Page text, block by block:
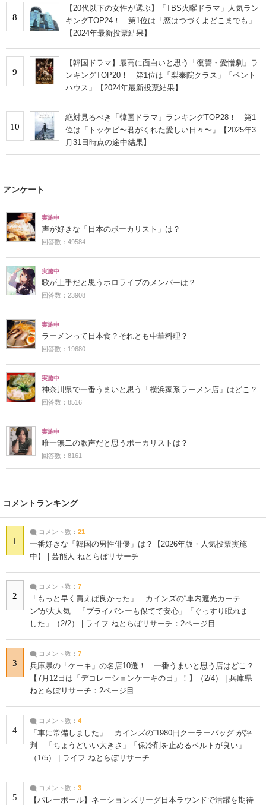
8
【20代以下の女性が選ぶ】「TBS火曜ドラマ」人気ラン
キングTOP24！ 第1位は「恋はつづくよどこまでも」
【2024年最新投票結果】
9
【韓国ドラマ】最高に面白いと思う「復讐・愛憎劇」ラ
ンキングTOP20！ 第1位は「梨泰院クラス」「ペント
ハウス」【2024年最新投票結果】
10
絶対見るべき「韓国ドラマ」ランキングTOP28！ 第1
位は「トッケビ〜君がくれた愛しい日々〜」【2025年3
月31日時点の途中結果】
アンケート
実施中
声が好きな「日本のボーカリスト」は？
回答数：49584
実施中
歌が上手だと思うホロライブのメンバーは？
回答数：23908
実施中
ラーメンって日本食？それとも中華料理？
回答数：19680
実施中
神奈川県で一番うまいと思う「横浜家系ラーメン店」はどこ？
回答数：8516
実施中
唯一無二の歌声だと思うボーカリストは？
回答数：8161
コメントランキング
1
コメント数： 21
一番好きな「韓国の男性俳優」は？【2026年版・人気投票実施
中】 | 芸能人 ねとらぼリサーチ
2
コメント数： 7
「もっと早く買えば良かった」 カインズの“車内遮光カーテ
ン”が大人気 「プライバシーも保てて安心」「ぐっすり眠れま
した」（2/2） | ライフ ねとらぼリサーチ：2ページ目
3
コメント数： 7
兵庫県の「ケーキ」の名店10選！ 一番うまいと思う店はどこ？
【7月12日は「デコレーションケーキの日」！】（2/4） | 兵庫県
ねとらぼリサーチ：2ページ目
4
コメント数： 4
「車に常備しました」 カインズの“1980円クーラーバッグ”が評
判 「ちょうどいい大きさ」「保冷剤を止めるベルトが良い」
（1/5） | ライフ ねとらぼリサーチ
5
コメント数： 3
【バレーボール】ネーションズリーグ日本ラウンドで活躍を期待